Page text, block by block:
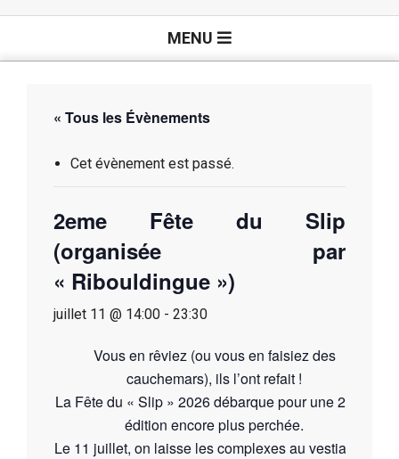
MENU
« Tous les Évènements
Cet évènement est passé.
2eme Fête du Slip
(organisée par
« Ribouldingue »)
juillet 11 @ 14:00 - 23:30
Vous en rêviez (ou vous en faisiez des
cauchemars), ils l’ont refait !
La Fête du « Slip » 2026 débarque pour une 2ème
édition encore plus perchée.
Le 11 juillet, on laisse les complexes au vestiaire à